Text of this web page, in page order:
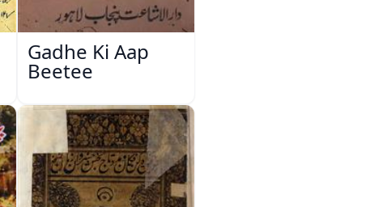
Gadhe Ki Aap
Beetee